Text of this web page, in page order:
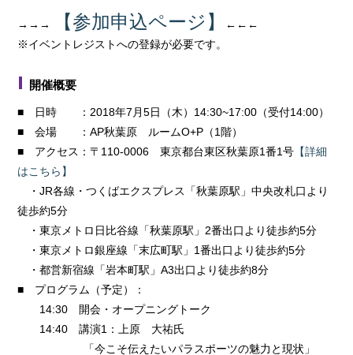
→→→ 【参加申込ページ】
←←←
※イベントレジストへの登録が必要です。
開催概要
■ 日時 ：2018年7月5日（木）14:30~17:00（受付14:00）
■ 会場 ：AP秋葉原 ルームO+P（1階）
■ アクセス：〒110-0006 東京都台東区秋葉原1番1号 【詳細
はこちら】
・JR各線・つくばエクスプレス「秋葉原駅」中央改札口より
徒歩約5分
・東京メトロ日比谷線「秋葉原駅」2番出口より徒歩約5分
・東京メトロ銀座線「末広町駅」1番出口より徒歩約5分
・都営新宿線「岩本町駅」A3出口より徒歩約8分
■ プログラム（予定）：
14:30 開会・オープニングトーク
14:40 講演1：上原 大祐氏
「今こそ伝えたいパラスポーツの魅力と現状」